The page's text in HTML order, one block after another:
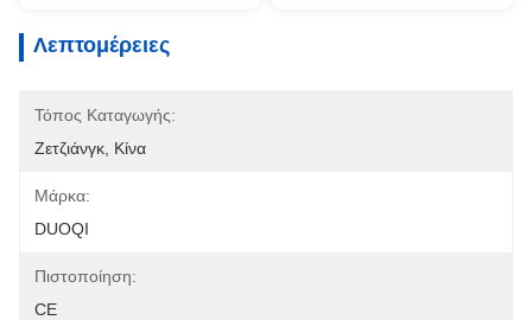
Λεπτομέρειες
Τόπος Καταγωγής:
Ζετζιάνγκ, Κίνα
Μάρκα:
DUOQI
Πιστοποίηση:
CE